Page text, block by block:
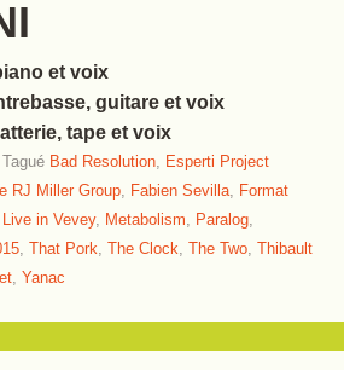
et voix
guitare et voix
tape et voix
Tagué Bad Resolution,
Esperti Project
RJ Miller Group, Fabien Sevilla,
Format
Live in Vevey, Metabolism Paralog,
, That Pork The Clock The Two, Thibault
, Yanac